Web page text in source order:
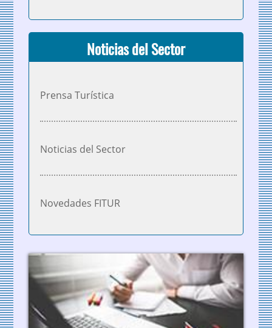
Noticias del Sector
Prensa Turística
Noticias del Sector
Novedades FITUR